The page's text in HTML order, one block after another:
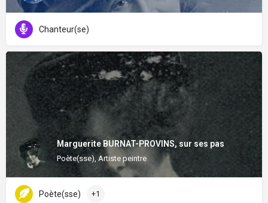
Chanteur(se)
Marguerite BURNAT-PROVINS, sur ses pas
Poète(sse), Artiste peintre
Poète(sse) +1